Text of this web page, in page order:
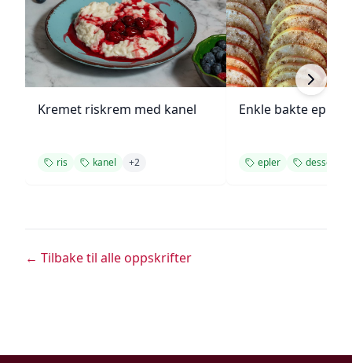
Kremet riskrem med kanel
ris kanel +2
Enkle bakte epler
epler dessert
← Tilbake til alle oppskrifter